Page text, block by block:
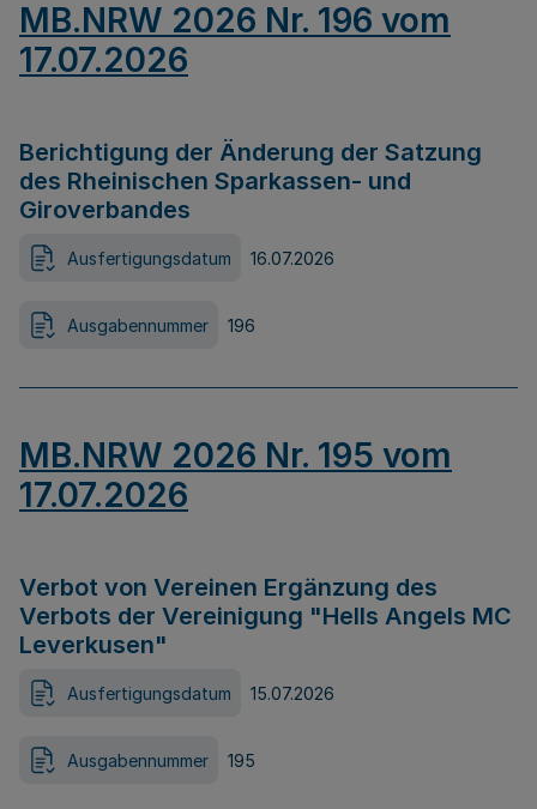
MB.NRW 2026 Nr. 196 vom
17.07.2026
Berichtigung der Änderung der Satzung
des Rheinischen Sparkassen- und
Giroverbandes
Ausfertigungsdatum 16.07.2026
Ausgabennummer 196
MB.NRW 2026 Nr. 195 vom
17.07.2026
Verbot von Vereinen Ergänzung des
Verbots der Vereinigung "Hells Angels MC
Leverkusen"
Ausfertigungsdatum 15.07.2026
Ausgabennummer 195